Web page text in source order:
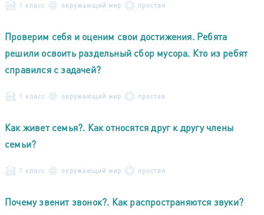
1 класс окружающий мир простая
Проверим себя и оценим свои достижения. Ребята
решили освоить раздельный сбор мусора. Кто из ребят
справился с задачей?
1 класс окружающий мир простая
Как живет семья?. Как относятся друг к другу члены
семьи?
1 класс окружающий мир простая
Почему звенит звонок?. Как распространяются звуки?